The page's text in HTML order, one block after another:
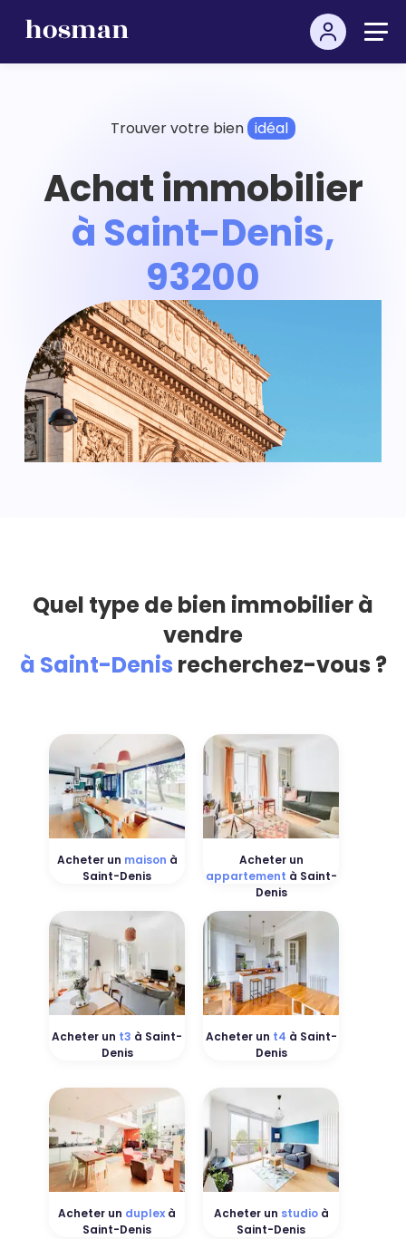
Trouver votre bien idéal
Achat immobilier
à Saint-Denis,
93200
Quel type de bien immobilier à
vendre
à Saint-Denis recherchez-vous ?
Acheter un maison à
Saint-Denis
Acheter un
appartement à Saint-
Denis
Acheter un t3 à Saint-
Denis
Acheter un t4 à Saint-
Denis
Acheter un duplex à
Saint-Denis
Acheter un studioà
Saint-Denis